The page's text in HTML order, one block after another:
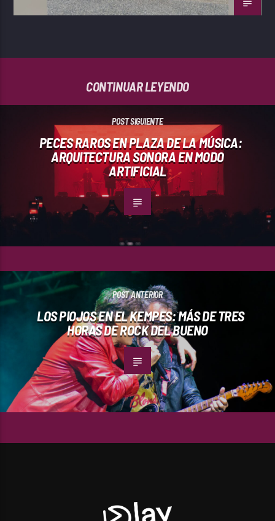
CONTINUAR LEYENDO
POST SIGUIENTE
PECES RAROS EN PLAZA DE LA MÚSICA:
ARQUITECTURA SONORA EN MODO
ARTIFICIAL
POST ANTERIOR
LOS PIOJOS EN EL KEMPES: MÁS DE TRES
HORAS DE ROCK DEL BUENO